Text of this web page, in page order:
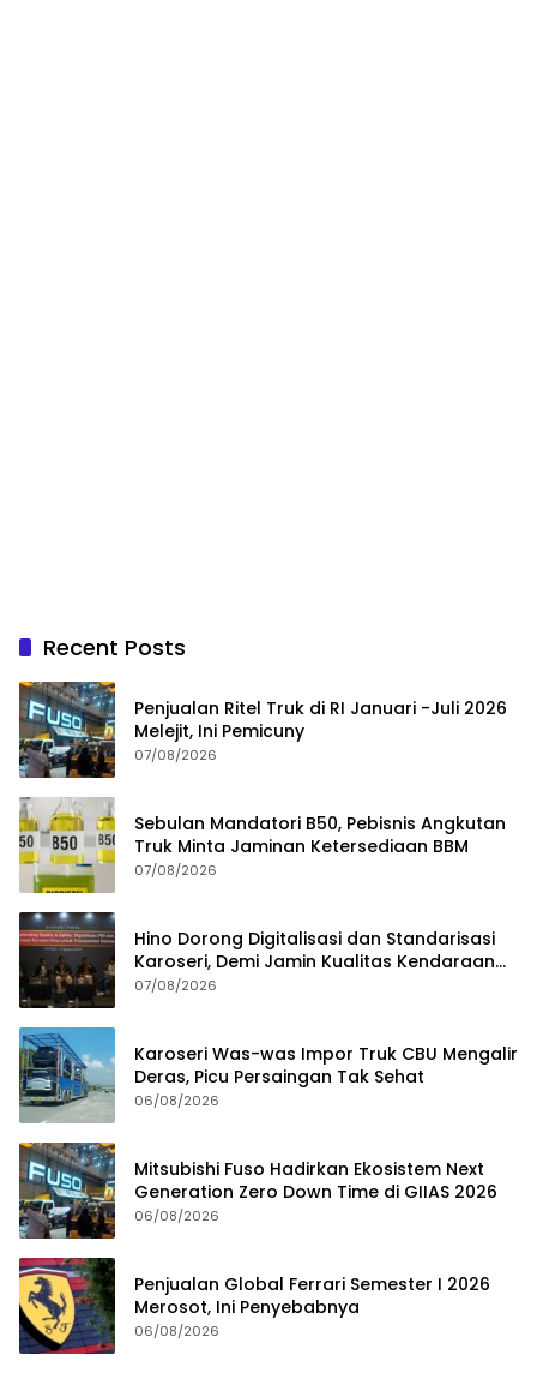
Recent Posts
Penjualan Ritel Truk di RI Januari -Juli 2026
Melejit, Ini Pemicuny
07/08/2026
Sebulan Mandatori B50, Pebisnis Angkutan
Truk Minta Jaminan Ketersediaan BBM
07/08/2026
Hino Dorong Digitalisasi dan Standarisasi
Karoseri, Demi Jamin Kualitas Kendaraan
Pelanggan
07/08/2026
Karoseri Was-was Impor Truk CBU Mengalir
Deras, Picu Persaingan Tak Sehat
06/08/2026
Mitsubishi Fuso Hadirkan Ekosistem Next
Generation Zero Down Time di GIIAS 2026
06/08/2026
Penjualan Global Ferrari Semester I 2026
Merosot, Ini Penyebabnya
06/08/2026